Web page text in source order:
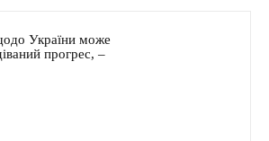
України може
прогрес, –